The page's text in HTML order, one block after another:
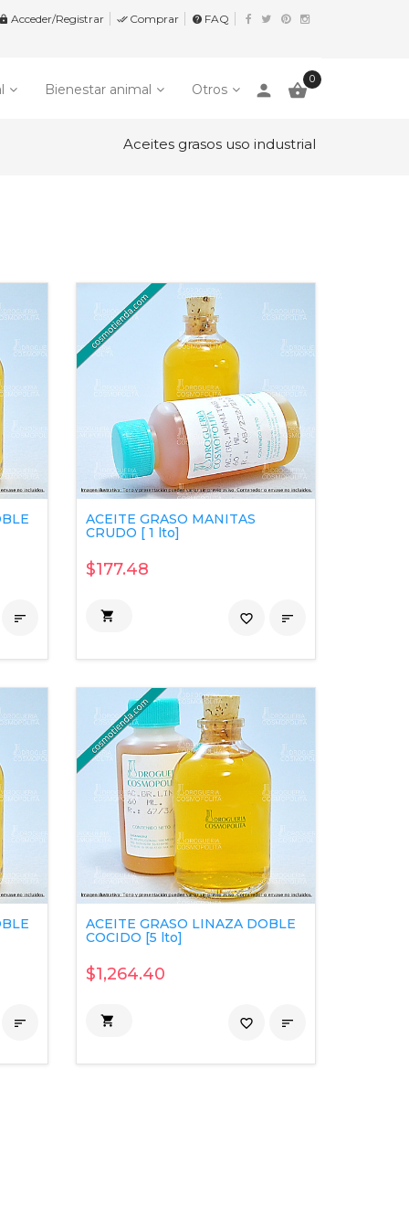
Acceder/Registrar  Comprar help FAQ
Bienestar animal Otros person 
0
Aceites grasos uso industrial

ACEITE GRASO MANITAS
CRUDO [ 1 lto]
$177.48
 
favorite_border

ACEITE GRASO LINAZA DOBLE
COCIDO [5 lto]
$1,264.40
 
favorite_border